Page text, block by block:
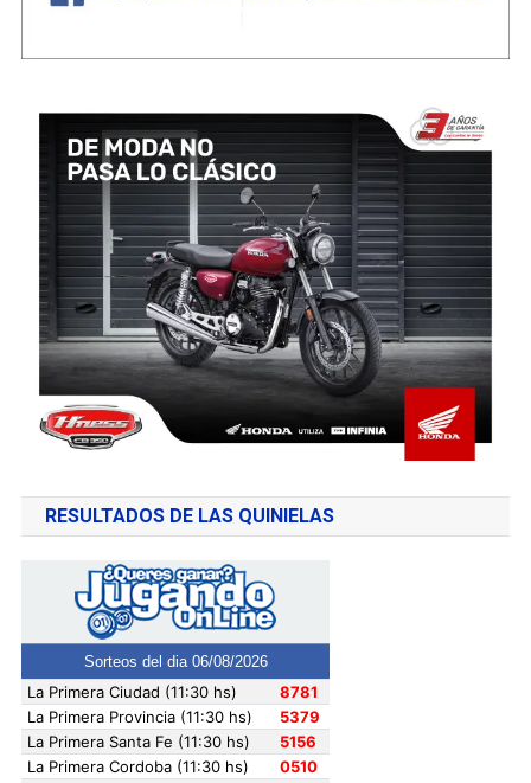
RESULTADOS DE LAS QUINIELAS